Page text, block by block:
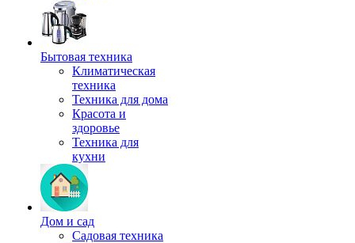
Бытовая техника
Климатическая
техника
Техника для дома
Красота и
здоровье
Техника для
кухни
Дом и сад
Садовая техника